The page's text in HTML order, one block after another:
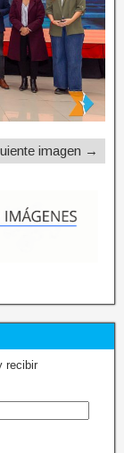
imagen →
recibir